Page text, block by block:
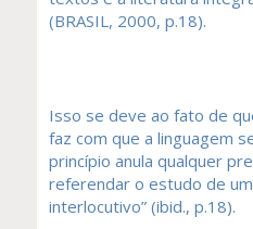
(BRASIL, 2000, p.18).
Isso se deve ao fato de
faz com que a linguagem
princípio anula qualquer
referendar o estudo de
interlocutivo” (ibid., p.18).